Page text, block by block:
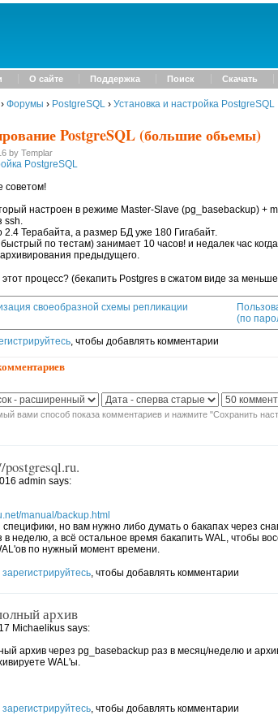
О сайте Поддержка Поиск Скачать
Форумы › PostgreSQL› Установка и настройка PostgreSQL
PostgreSQL (большие обьемы)
by Templar
PostgreSQL
советом!
настроен в режиме Master-Slave (pg_basebackup) +
ssh.
2.4 Терабайта, а размер БД уже 180 Гигабайт.
по тестам) занимает 10 часов! и недалек час
предыдущего.
этот процесс? (бекапить Postgres в сжатом виде за
своеобразной схемы репликации
(по
, чтобы добавлять комментарии
вами способ показа комментариев и нажмите "Сохранить
admin says:
manual/backup.html
но вам нужно либо думать о бакапах через
в неделю, а всё остальное время бакапить WAL, чтобы
по нужный момент времени.
зарегистрируйтесь, чтобы добавлять комментарии
архив
Michaelikus says:
архив через pg_basebackup раз в месяц/неделю и
WAL'ы.
зарегистрируйтесь, чтобы добавлять комментарии